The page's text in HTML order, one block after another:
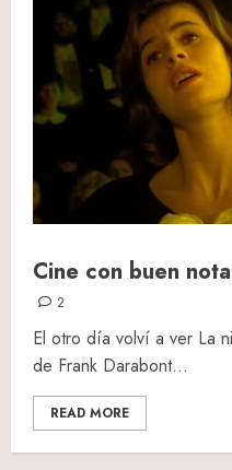
Cine con buen nota
2
El otro día volví a ver La
de Frank Darabont...
READ MORE